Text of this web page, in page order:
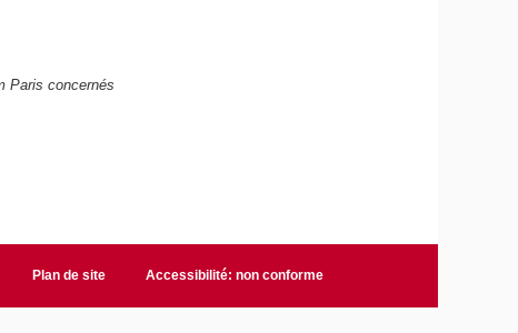
Paris concernés
Plan de site Accessibilité: non conforme